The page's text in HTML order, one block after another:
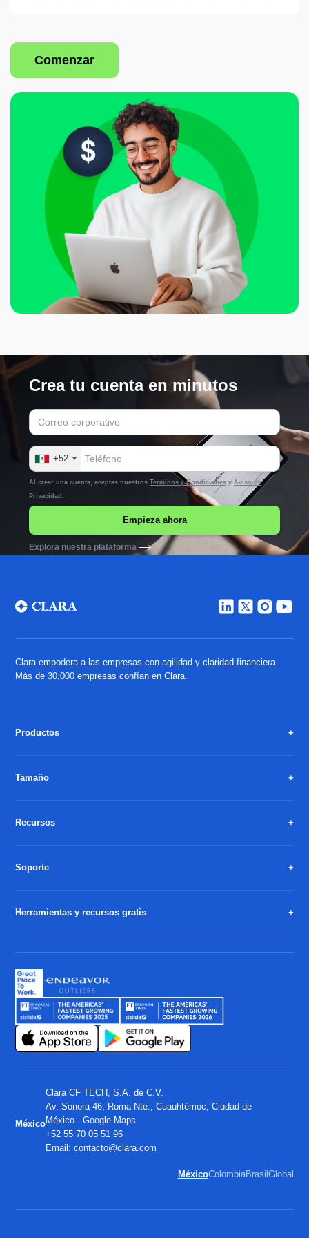
financieros.
Comenzar
Crea tu cuenta en minutos
+52
Al crear una cuenta, aceptas nuestrosTerminos y CondicionesyAviso de
Privacidad.
Explora nuestra plataforma
Clara empodera a las empresas con agilidad y claridad financiera.
Más de 30,000 empresas confían en Clara.
Productos
Tamaño
Recursos
Soporte
Herramientas y recursos gratis
México
Clara CF TECH, S.A. de C.V.
Av. Sonora 46, Roma Nte., Cuauhtémoc, Ciudad de
México ·Google Maps
+52 55 70 05 51 96
Email:contacto@clara.com
MéxicoColombiaBrasilGlobal